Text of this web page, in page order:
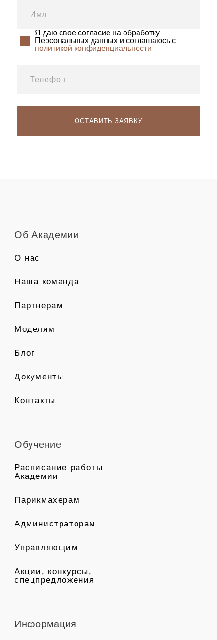
Я даю свое согласие на обработку
Персональных данных и соглашаюсь с
политикой конфиденциальности
Об Академии
О нас
Наша команда
Партнерам
Моделям
Блог
Документы
Контакты
Обучение
Расписание работы
Академии
Парикмахерам
Администраторам
Управляющим
Акции, конкурсы,
спецпредложения
Информация